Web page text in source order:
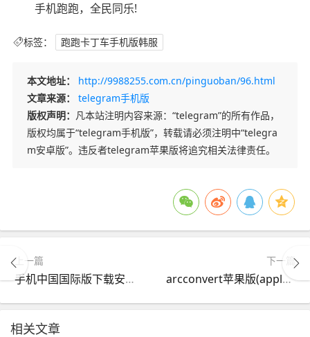
手机跑跑，全民同乐!
标签： 跑跑卡丁车手机版韩服
本文地址：
http://9988255.com.cn/pinguoban/96.html
文章来源：
telegram手机版
版权声明： 凡本站注明内容来源：“telegram”的所有作品，
版权均属于“telegram手机版”，转载请必须注明中“telegra
m安卓版”。违反者telegram苹果版将追究相关法律责任。
上一篇
手机中国国际版下载安卓(国际版手机怎么下载中国软件)
下一篇
arcconvert苹果版(apple arcade下载)
相关文章